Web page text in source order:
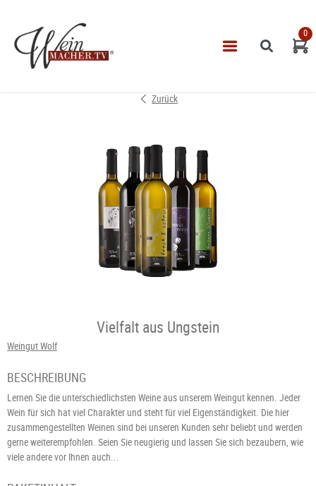
LEISTUNGEN
IMPRESSUM
0
Zurück
Vielfalt aus Ungstein
Weingut Wolf
BESCHREIBUNG
Lernen Sie die unterschiedlichsten Weine aus unserem Weingut kennen. Jeder
Wein für sich hat viel Charakter und steht für viel Eigenständigkeit. Die hier
zusammengestellten Weinen sind bei unseren Kunden sehr beliebt und werden
gerne weiterempfohlen. Seien Sie neugierig und lassen Sie sich bezaubern, wie
viele andere vor Ihnen auch...